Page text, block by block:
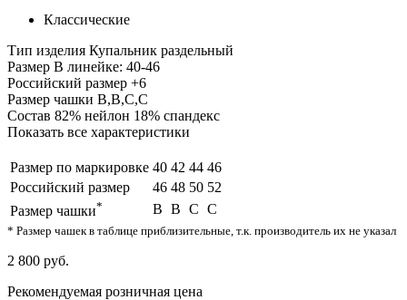
Классические
Тип изделия Купальник раздельный
Размер В линейке: 40-46
Российский размер +6
Размер чашки B,B,C,C
Состав 82% нейлон 18% спандекс
Показать все характеристики
Размер по маркировке 40 42 44 46
Российский размер
46 48 50 52
Размер чашки* B B C C
* Размер чашек в таблице приблизительные, т.к. производитель их не указал
2 800 руб.
Рекомендуемая розничная цена